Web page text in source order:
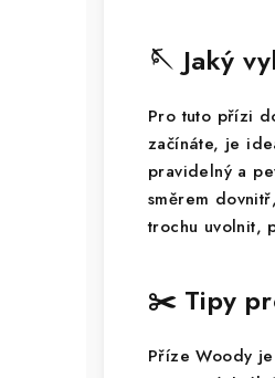
🪡 Jaký
Pro tuto přízi
začínáte, je
pravidelný a
směrem
trochu uvolnit,
✂️ Tipy
Příze Woody